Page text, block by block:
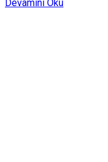
Devamını Oku